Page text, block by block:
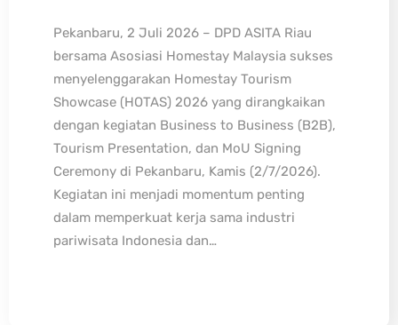
Pekanbaru, 2 Juli 2026 – DPD ASITA Riau
bersama Asosiasi Homestay Malaysia sukses
menyelenggarakan Homestay Tourism
Showcase (HOTAS) 2026 yang dirangkaikan
dengan kegiatan Business to Business (B2B),
Tourism Presentation, dan MoU Signing
Ceremony di Pekanbaru, Kamis (2/7/2026).
Kegiatan ini menjadi momentum penting
dalam memperkuat kerja sama industri
pariwisata Indonesia dan…